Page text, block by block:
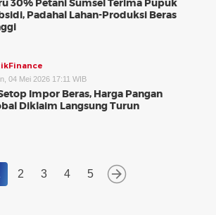
Padahal Lahan-Produksi Beras
04 Mei 2026 17:11 WIB
Impor Beras, Harga Pangan
Diklaim Langsung Turun
2 3 4 5